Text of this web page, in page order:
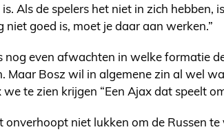
Als de spelers het niet in zich hebben,
niet goed is, moet je daar aan werken.”
nog even afwachten in welke formatie
Maar Bosz wil in algemene zin al wel
te zien krijgen “Een Ajax dat speelt
onverhoopt niet lukken om de Russen te